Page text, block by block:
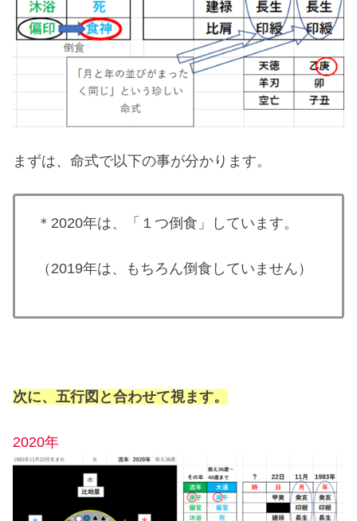
まずは、命式で以下の事が分かります。
＊2020年は、「１つ倒食」しています。
（2019年は、もちろん倒食していません）
次に、五行図と合わせて視ます。
2020年